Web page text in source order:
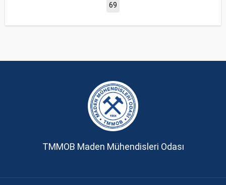
69
TMMOB Maden Mühendisleri Odası